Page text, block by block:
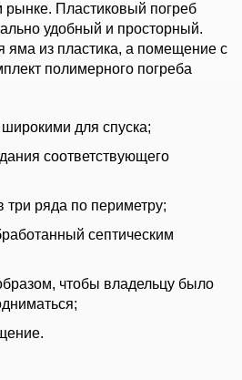
рынке. Пластиковый погреб
удобный и просторный.
яма из пластика, а помещение с
полимерного погреба
для спуска;
соответствующего
три ряда по периметру;
септическим
чтобы владельцу было